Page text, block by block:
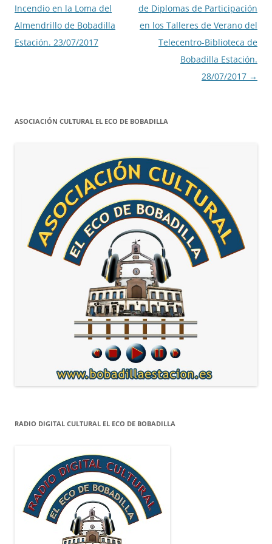
de
entradas
Incendio en la Loma del
Almendrillo de Bobadilla
Estación. 23/07/2017
de Diplomas de Participación
en los Talleres de Verano del
Telecentro-Biblioteca de
Bobadilla Estación.
28/07/2017 →
ASOCIACIÓN CULTURAL EL ECO DE BOBADILLA
RADIO DIGITAL CULTURAL EL ECO DE BOBADILLA